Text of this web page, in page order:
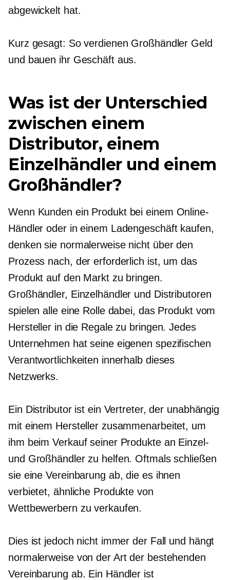
abgewickelt hat.
Kurz gesagt: So verdienen Großhändler Geld
und bauen ihr Geschäft aus.
Was ist der Unterschied
zwischen einem
Distributor, einem
Einzelhändler und einem
Großhändler?
Wenn Kunden ein Produkt bei einem Online-
Händler oder in einem Ladengeschäft kaufen,
denken sie normalerweise nicht über den
Prozess nach, der erforderlich ist, um das
Produkt auf den Markt zu bringen.
Großhändler, Einzelhändler und Distributoren
spielen alle eine Rolle dabei, das Produkt vom
Hersteller in die Regale zu bringen. Jedes
Unternehmen hat seine eigenen spezifischen
Verantwortlichkeiten innerhalb dieses
Netzwerks.
Ein Distributor ist ein Vertreter, der unabhängig
mit einem Hersteller zusammenarbeitet, um
ihm beim Verkauf seiner Produkte an Einzel-
und Großhändler zu helfen. Oftmals schließen
sie eine Vereinbarung ab, die es ihnen
verbietet, ähnliche Produkte von
Wettbewerbern zu verkaufen.
Dies ist jedoch nicht immer der Fall und hängt
normalerweise von der Art der bestehenden
Vereinbarung ab. Ein Händler ist